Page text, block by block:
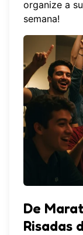
organize a
semana!
De
Risadas